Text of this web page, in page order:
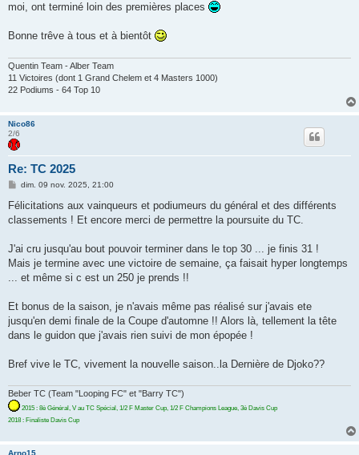
moi, ont terminé loin des premières places
Bonne trêve à tous et à bientôt
Quentin Team - Alber Team
11 Victoires (dont 1 Grand Chelem et 4 Masters 1000)
22 Podiums - 64 Top 10
Nico86
2/6
Re: TC 2025
M
s
a
dim. 09 nov. 2025, 21:00
Félicitations aux vainqueurs et podiumeurs du général et des différents
classements ! Et encore merci de permettre la poursuite du TC.
J'ai cru jusqu'au bout pouvoir terminer dans le top 30 ... je finis 31 !
Mais je termine avec une victoire de semaine, ça faisait hyper longtemps
... et même si c est un 250 je prends !!
Et bonus de la saison, je n'avais même pas réalisé sur j'avais ete
jusqu'en demi finale de la Coupe d'automne !! Alors là, tellement la tête
dans le guidon que j'avais rien suivi de mon épopée !
Bref vive le TC, vivement la nouvelle saison..la Dernière de Djoko??
Beber TC (Team "Looping FC" et "Barry TC")
2015 : 8è Général, V au TC Spécial, 1/2 F Master Cup, 1/2 F Champions League, 3è Davis Cup
2018 : Finaliste Davis Cup
Arno15